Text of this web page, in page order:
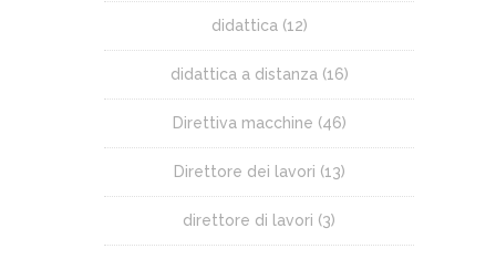
didattica (12)
didattica a distanza (16)
Direttiva macchine (46)
Direttore dei lavori (13)
direttore di lavori (3)